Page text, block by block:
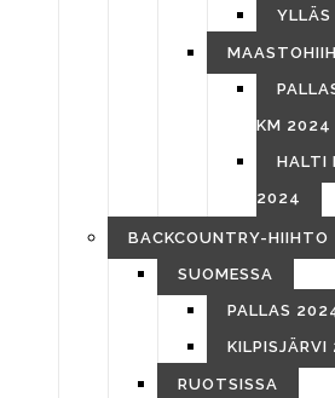
KM 2024
HALTI
2024
BACKCOUNTRY-HIIHTO
SUOMESSA
PALLAS
KILPISJÄRVI
RUOTSISSA